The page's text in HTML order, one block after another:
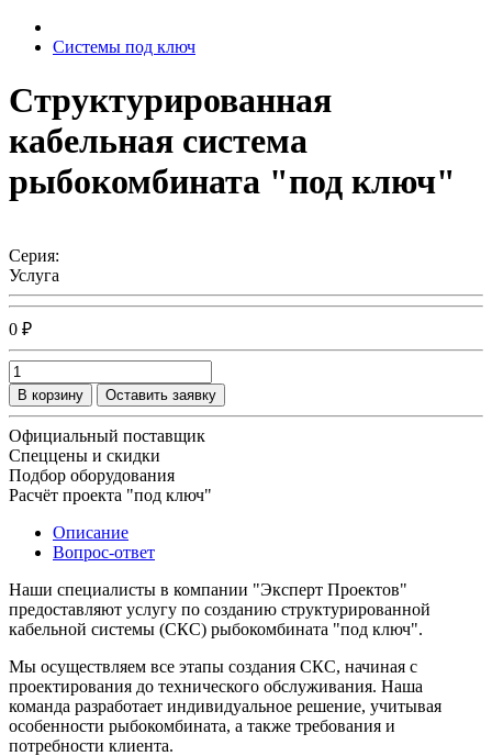
Системы под ключ
Структурированная
кабельная система
рыбокомбината "под ключ"
Серия:
Услуга
0 ₽
В корзину Оставить заявку
Официальный поставщик
Спеццены и скидки
Подбор оборудования
Расчёт проекта "под ключ"
Описание
Вопрос-ответ
Наши специалисты в компании "Эксперт Проектов"
предоставляют услугу по созданию структурированной
кабельной системы (СКС) рыбокомбината "под ключ".
Мы осуществляем все этапы создания СКС, начиная с
проектирования до технического обслуживания. Наша
команда разработает индивидуальное решение, учитывая
особенности рыбокомбината, а также требования и
потребности клиента.